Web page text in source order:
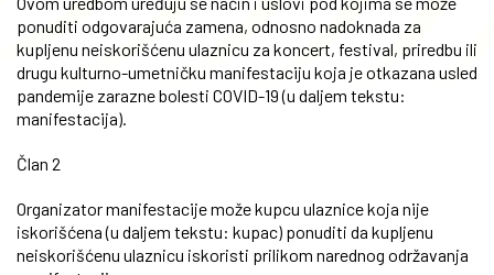
ponuditi odgovarajuća zamena, odnosno nadoknada za
kupljenu neiskorišćenu ulaznicu za koncert, festival, priredbu ili
drugu kulturno-umetničku manifestaciju koja je otkazana usled
pandemije zarazne bolesti COVID-19 (u daljem tekstu:
manifestacija).
Član 2
Organizator manifestacije može kupcu ulaznice koja nije
iskorišćena (u daljem tekstu: kupac) ponuditi da kupljenu
neiskorišćenu ulaznicu iskoristi prilikom narednog održavanja